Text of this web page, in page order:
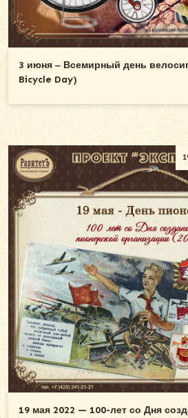
3 июня ‒ Всемирный день
Bicycle Day)
19 мая 2022 — 100-лет со Дня